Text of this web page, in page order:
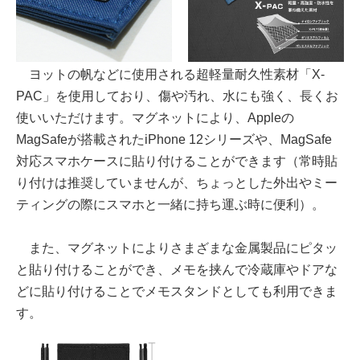
ヨットの帆などに使用される超軽量耐久性素材「X-
PAC」を使用しており、傷や汚れ、水にも強く、長くお
使いいただけます。マグネットにより、Appleの
MagSafeが搭載されたiPhone 12シリーズや、MagSafe
対応スマホケースに貼り付けることができます（常時貼
り付けは推奨していませんが、ちょっとした外出やミー
ティングの際にスマホと一緒に持ち運ぶ時に便利）。
また、マグネットによりさまざまな金属製品にピタッ
と貼り付けることができ、メモを挟んで冷蔵庫やドアな
どに貼り付けることでメモスタンドとしても利用できま
す。